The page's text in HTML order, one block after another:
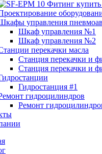
управления
Шкаф управления №1
Шкаф управления №2
перекачки масла
Станция перекачки и
Станция перекачки и
Гидростанция #1
гидроцилиндров
Ремонт